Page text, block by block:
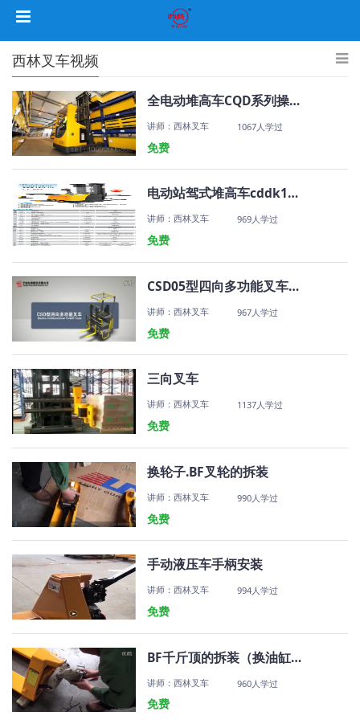
西林叉车视频
全电动堆高车CQD系列操作视频
讲师：西林叉车 1067人学过
免费
电动站驾式堆高车cddk15 12
讲师：西林叉车 969人学过
免费
CSD05型四向多功能叉车西林宁波如意
讲师：西林叉车 967人学过
免费
三向叉车
讲师：西林叉车 1137人学过
免费
换轮子.BF叉轮的拆装
讲师：西林叉车 990人学过
免费
手动液压车手柄安装
讲师：西林叉车 994人学过
免费
BF千斤顶的拆装（换油缸）
讲师：西林叉车 960人学过
免费